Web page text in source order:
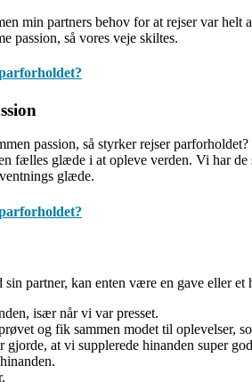
min partners behov for at rejser var
passion, så vores veje skiltes.
passion, så styrker rejser
fælles glæde i at opleve verden. Vi har
glæde.
partner, kan enten være en gave eller
især når vi var presset.
og fik sammen modet til oplevelser,
at vi supplerede hinanden super